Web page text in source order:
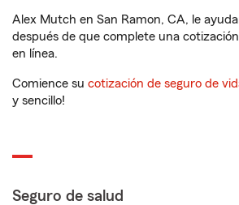
Alex Mutch en San Ramon, CA, le
después de que complete una
en línea.
Comience su cotización de seguro de
y sencillo!
Seguro de salud